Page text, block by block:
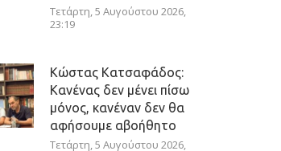
Τετάρτη, 5 Αυγούστου 2026,
23:19
Κώστας Κατσαφάδος:
Κανένας δεν μένει πίσω
μόνος, κανέναν δεν θα
αφήσουμε αβοήθητο
Τετάρτη, 5 Αυγούστου 2026,